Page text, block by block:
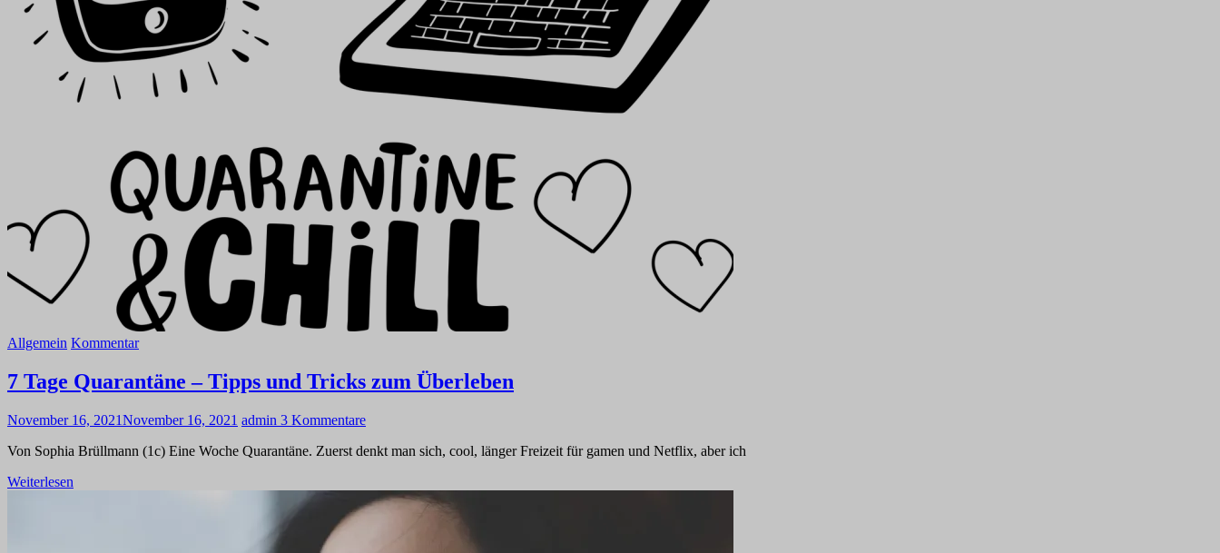
Allgemein Kommentar
7 Tage Quarantäne – Tipps und Tricks zum Überleben
November 16, 2021November 16, 2021 admin 3 Kommentare
Von Sophia Brüllmann (1c) Eine Woche Quarantäne. Zuerst denkt man sich, cool, länger Freizeit für gamen und Netflix, aber ich
Weiterlesen